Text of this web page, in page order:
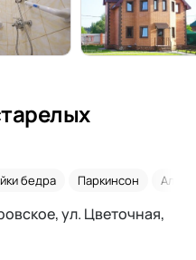
бедра Паркинсон
ул. Цветочная,